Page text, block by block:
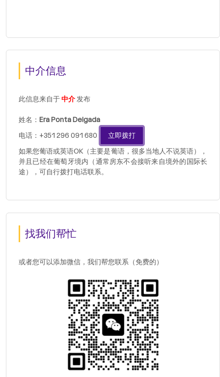
中介信息
此信息来自于中介发布
姓名： Era Ponta Delgada
电话：+351 296 091 680
立即拨打
如果您葡语或英语OK（主要是葡语，很多当地人不说英语），
并且已经在葡萄牙境内（通常房东不会接听来自境外的国际长
途），可自行拨打电话联系。
找我们帮忙
或者您可以添加微信，我们帮您联系（免费的）